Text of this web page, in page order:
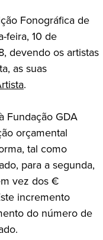
Fonográfica de
feira, 10 de
devendo os artistas
as suas
.
Fundação GDA
orçamental
tal como
para a segunda,
vez dos €
incremento
do número de